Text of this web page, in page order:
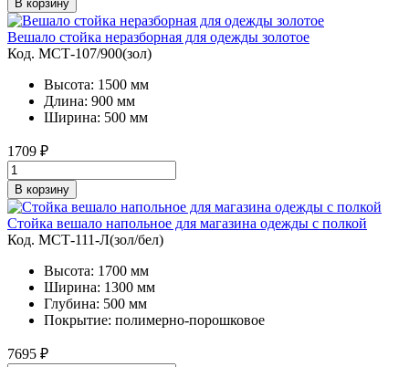
В корзину
Вешало стойка неразборная для одежды золотое
Код. MСТ-107/900(зол)
Высота: 1500 мм
Длина: 900 мм
Ширина: 500 мм
1709 ₽
В корзину
Стойка вешало напольное для магазина одежды с полкой
Код. MСТ-111-Л(зол/бел)
Высота: 1700 мм
Ширина: 1300 мм
Глубина: 500 мм
Покрытие: полимерно-порошковое
7695 ₽